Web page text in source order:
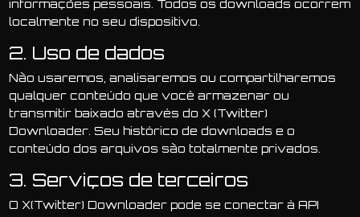
informações pessoais. Todos os downloads ocorrem
localmente no seu dispositivo.
2. Uso de dados
Não usaremos, analisaremos ou compartilharemos
qualquer conteúdo que você armazenar ou
transmitir baixado através do X (Twitter)
Downloader. Seu histórico de downloads e o
conteúdo dos arquivos são totalmente privados.
3. Serviços de terceiros
O X(Twitter) Downloader pode se conectar à API